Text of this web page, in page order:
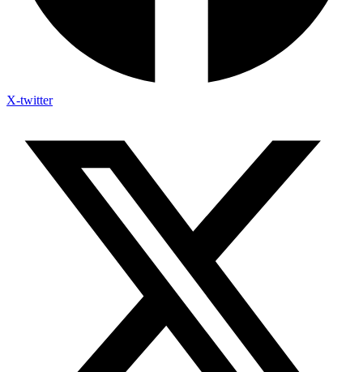
X-twitter